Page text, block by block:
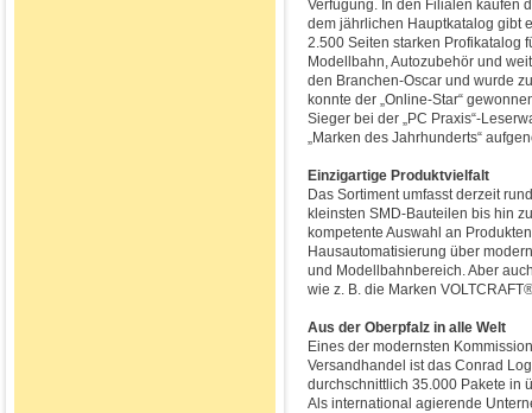
Verfügung. In den Filialen kaufen
dem jährlichen Hauptkatalog gibt
2.500 Seiten starken Profikatalog
Modellbahn, Autozubehör und
den Branchen-Oscar und wurde
konnte der „Online-Star“
Sieger bei der „PC Praxis“-
„Marken des Jahrhunderts“
Einzigartige Produktvielfalt
Das Sortiment umfasst derzeit
kleinsten SMD-Bauteilen bis hin
kompetente Auswahl an
Hausautomatisierung über
und Modellbahnbereich. Aber
wie z. B. die Marken
Aus der Oberpfalz in alle Welt
Eines der modernsten
Versandhandel ist das Conrad
durchschnittlich 35.000 Pakete in
Als international agierende